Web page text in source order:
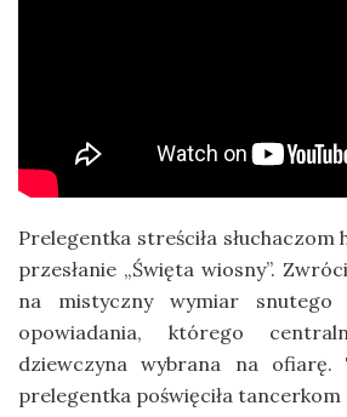
Prelegentka streściła
przesłanie „Święta wiosny”.
na mistyczny wymiar
opowiadania, którego
dziewczyna wybrana na
prelegentka poświęciła